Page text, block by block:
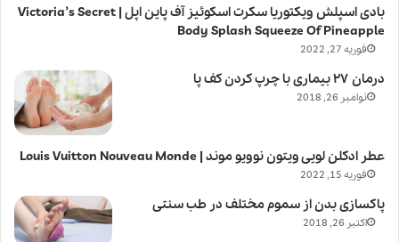
بادی اسپلش ویکتوریا سکرت اسکوئیز آف پاین اپل | Victoria’s Secret
Body Splash Squeeze Of Pineapple
فوریه 27, 2022
درمان ۲۷ بیماری با چرپ کردن کف پا
نوامبر 26, 2018
عطر ادکلن لویی ویتون نوویو موند | Louis Vuitton Nouveau Monde
فوریه 15, 2022
پاکسازی بدن از سموم مختلف در طب سنتی
اکتبر 26, 2018